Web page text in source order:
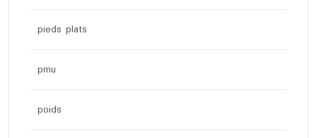
pieds plats
pmu
poids